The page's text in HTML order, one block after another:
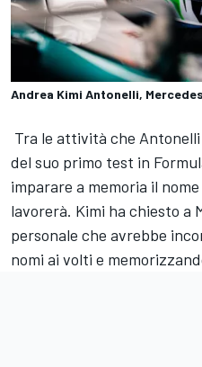
Andrea Kimi Antonelli, Mercedes
Tra le attività che
del suo primo test in
imparare a memoria il
lavorerà. Kimi ha chiesto a
personale che avrebbe
nomi ai volti e